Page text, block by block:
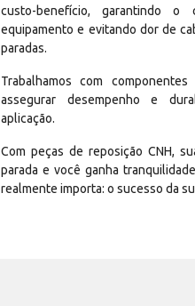
custo-benefício, garantindo o
equipamento e evitando dor de
paradas.
Trabalhamos com
assegurar desempenho e
aplicação.
Com peças de reposição CNH,
parada e você ganha
realmente importa: o sucesso da